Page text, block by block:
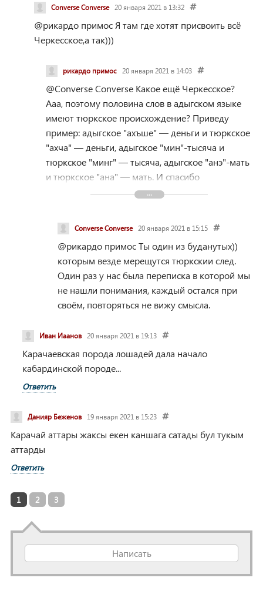
завоевывали Европу, а следы этих завоеваний и есть
Каты Аланы Католонцы,это и порода лошади это и
порода Аланских, собак что ныне в Испании и
которые тоже в свое время были записаны как
северокавказская овчарка
Converse Converse 20 января 2021 в 13:32
@рикардо примосЯ там где хотят присвоить всё
Черкесское,а так)))
рикардо примос 20 января 2021 в 14:03
@Converse ConverseКакое ещё Черкесское?
Ааа, поэтому половина слов в адыгском языке
имеют тюркское происхождение? Приведу
пример: адыгское "ахъше" — деньги и тюркское
"ахча" — деньги, адыгское "мин"-тысяча и
тюркское "минг" — тысяча, адыгское "анэ"-мать
и тюркское "ана" — мать. И спасибо
Кабардинцам что содержитеКарачаевскую
Converse Converse 20 января 2021 в 15:15
@рикардо примосТы один из буданутых))
которым везде мерещутся тюркскии след.
Один раз у нас была переписка в которой мы
не нашли понимания, каждый остался при
своём, повторяться не вижу смысла.
Иван Иаанов 20 января 2021 в 19:13
Карачаевская порода лошадей дала начало
кабардинской породе...
Ответить
Данияр Беженов 19 января 2021 в 15:23
Карачай аттары жаксы екен каншага сатады бул тукым
аттарды
Ответить
1 2 3
Написать